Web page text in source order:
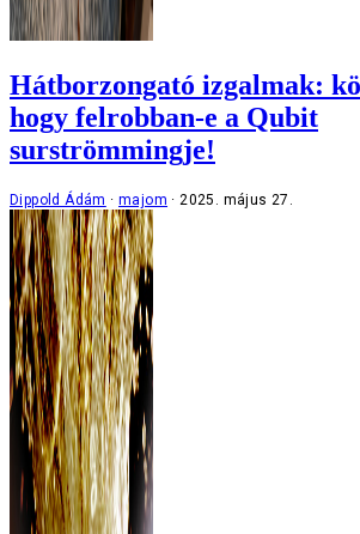
Hátborzongató izgalmak:
hogy felrobban-e a Qubit
surströmmingje!
Dippold Ádám majom 2025. május 27.